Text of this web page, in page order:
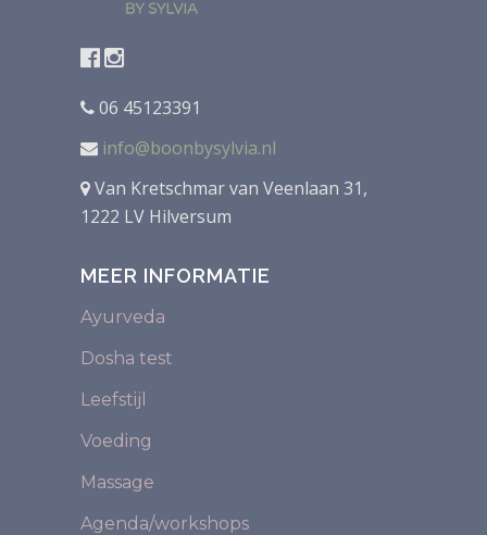
06 45123391
info@boonbysylvia.nl
Van Kretschmar van Veenlaan 31,
1222 LV Hilversum
MEER INFORMATIE
Ayurveda
Dosha test
Leefstijl
Voeding
Massage
Agenda/workshops